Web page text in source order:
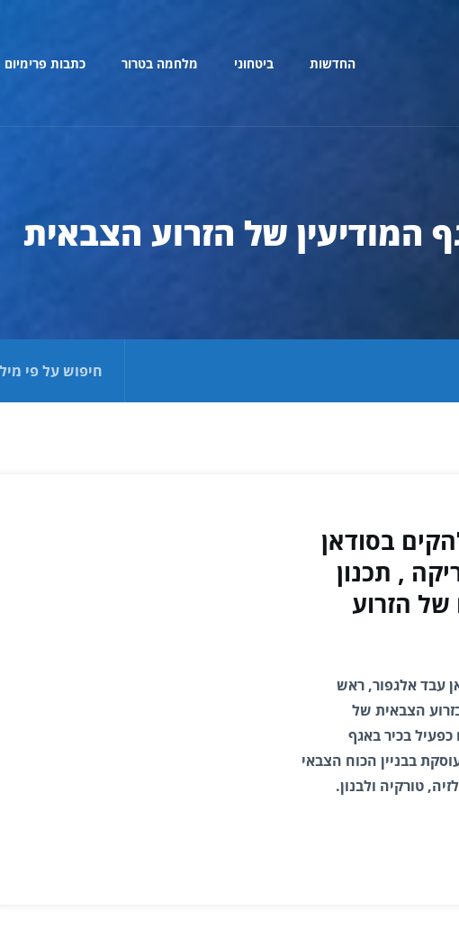
החדשות ביטחוני מלחמה בטרור כתבות פרימיום
המודיעין של הזרוע הצבאית
בסודאן
, תכנון
של הזרוע
עבד אלגפור, ראש
הצבאית של
כפעיל בכיר באגף
בבניין הכוח הצבאי
טורקיה ולבנון.